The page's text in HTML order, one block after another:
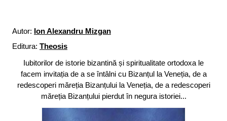
Autor: Ion Alexandru Mizgan
Editura: Theosis
Iubitorilor de istorie bizantină și spiritualitate ortodoxa le
facem invitația de a se întâlni cu Bizanțul la Veneția, de a
redescoperi măreția Bizanțului la Veneția, de a redescoperi
măreția Bizanțului pierdut în negura istoriei...